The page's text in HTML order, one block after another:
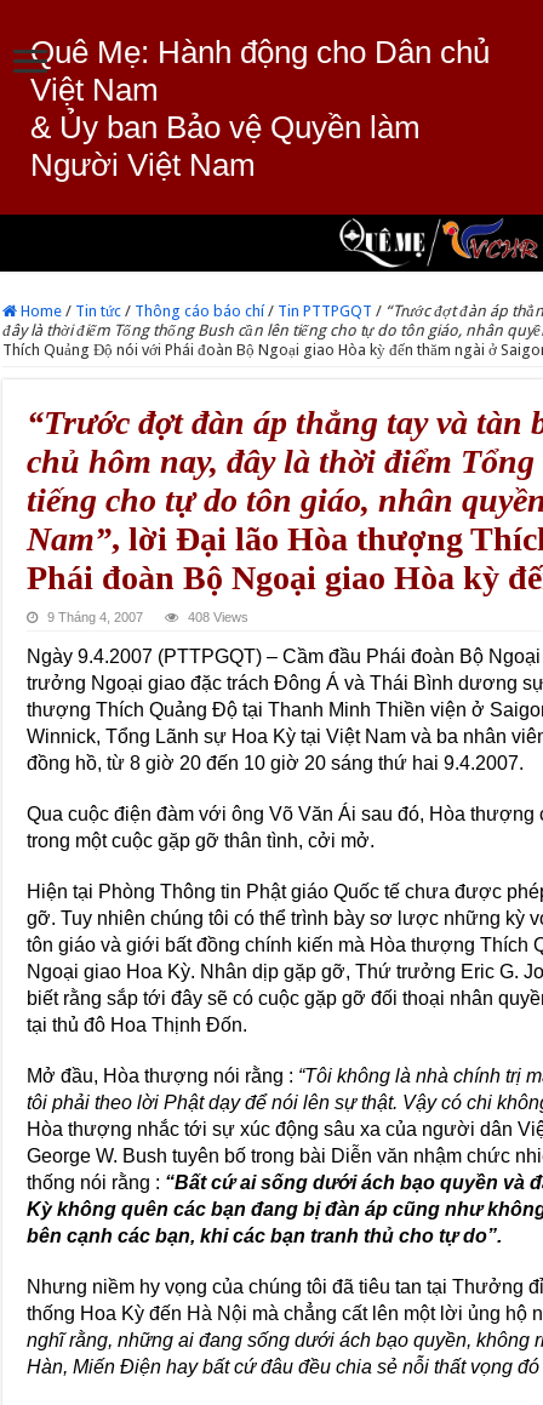
Quê Mẹ: Hành động cho Dân chủ
Việt Nam
& Ủy ban Bảo vệ Quyền làm
Người Việt Nam
Home / Tin tức / Thông cáo báo chí / Tin PTTPGQT / “Trước đợt đàn áp
đây là thời điểm Tổng thống Bush cần lên tiếng cho tự do tôn giáo, nhân
Thích Quảng Độ nói với Phái đoàn Bộ Ngoại giao Hòa kỳ đến thăm ngài ở
“Trước đợt đàn áp thẳng tay và tàn
chủ hôm nay, đây là thời điểm
tiếng cho tự do tôn giáo, nhân
Nam”, lời Đại lão Hòa thượng
Phái đoàn Bộ Ngoại giao Hòa kỳ
9 Tháng 4, 2007 408 Views
Ngày 9.4.2007 (PTTPGQT) – Cầm đầu Phái đoàn Bộ
trưởng Ngoại giao đặc trách Đông Á và Thái Bình dương
thượng Thích Quảng Độ tại Thanh Minh Thiền viện ở
Winnick, Tổng Lãnh sự Hoa Kỳ tại Việt Nam và ba nhân
đồng hồ, từ 8 giờ 20 đến 10 giờ 20 sáng thứ hai 9.4.2007.
Qua cuộc điện đàm với ông Võ Văn Ái sau đó, Hòa thượng
trong một cuộc gặp gỡ thân tình, cởi mở.
Hiện tại Phòng Thông tin Phật giáo Quốc tế chưa được
gỡ. Tuy nhiên chúng tôi có thể trình bày sơ lược những kỳ
tôn giáo và giới bất đồng chính kiến mà Hòa thượng Thích
Ngoại giao Hoa Kỳ. Nhân dịp gặp gỡ, Thứ trưởng Eric G.
biết rằng sắp tới đây sẽ có cuộc gặp gỡ đối thoại nhân
tại thủ đô Hoa Thịnh Đốn.
Mở đầu, Hòa thượng nói rằng : “Tôi không là nhà chính trị
tôi phải theo lời Phật dạy để nói lên sự thật. Vậy có chi
Hòa thượng nhắc tới sự xúc động sâu xa của người dân
George W. Bush tuyên bố trong bài Diễn văn nhậm chức
thống nói rằng : “Bất cứ ai sống dưới ách bạo quyền và
Kỳ không quên các bạn đang bị đàn áp cũng như
bên cạnh các bạn, khi các bạn tranh thủ cho tự do”.
Nhưng niềm hy vọng của chúng tôi đã tiêu tan tại Thưởng
thống Hoa Kỳ đến Hà Nội mà chẳng cất lên một lời ủng hộ
nghĩ rằng, những ai đang sống dưới ách bạo quyền, không
Hàn, Miến Điện hay bất cứ đâu đều chia sẻ nỗi thất vọng